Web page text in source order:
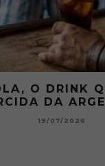
O DRINK
DA
19/07/2026